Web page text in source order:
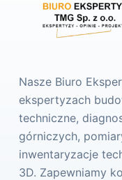
Nasze Biuro
ekspertyzach
techniczne,
górniczych,
inwentaryzacje
3D. Zapewniamy